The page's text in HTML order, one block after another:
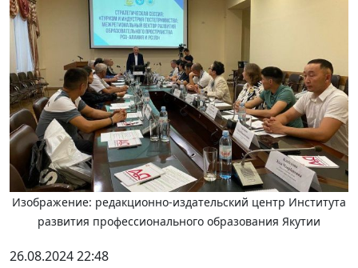
Изображение: редакционно-издательский центр Института
развития профессионального образования Якутии
26.08.2024 22:48